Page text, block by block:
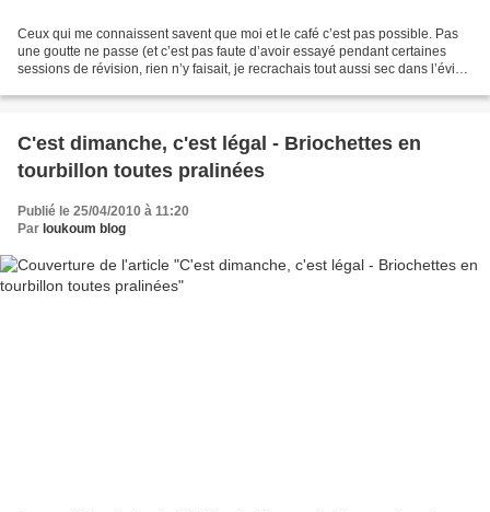
Ceux qui me connaissent savent que moi et le café c’est pas possible. Pas
une goutte ne passe (et c’est pas faute d’avoir essayé pendant certaines
sessions de révision, rien n’y faisait, je recrachais tout aussi sec dans l’évier
C'est dimanche, c'est légal - Briochettes en
tourbillon toutes pralinées
Publié le 25/04/2010 à 11:20
Par loukoum blog